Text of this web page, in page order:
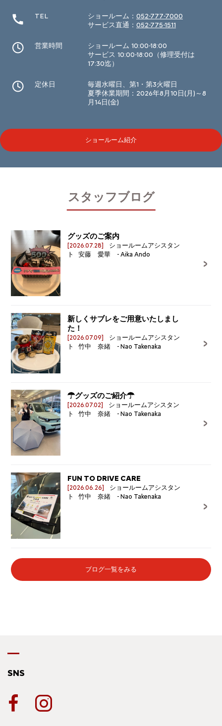
TEL ショールーム： 052-777-7000
サービス直通： 052-775-1511
営業時間
ショールーム 10:00-18:00
サービス 10:00-18:00（修理受付は
17:30迄）
定休日
毎週水曜日、第1・第3火曜日
夏季休業期間：2026年8月10日(月)～8
月14日(金)
ショールーム紹介
スタッフブログ
グッズのご案内
[2026.07.28]
ショールームアシスタン
ト 安藤 愛華 - Aika Ando
新しくサブレをご用意いたしまし
た！
[2026.07.09]
ショールームアシスタン
ト 竹中 奈緒 - Nao Takenaka
☂グッズのご紹介☂
[2026.07.02]
ショールームアシスタン
ト 竹中 奈緒 - Nao Takenaka
FUN TO DRIVE CARE
[2026.06.26]
ショールームアシスタン
ト 竹中 奈緒 - Nao Takenaka
ブログ一覧をみる
SNS